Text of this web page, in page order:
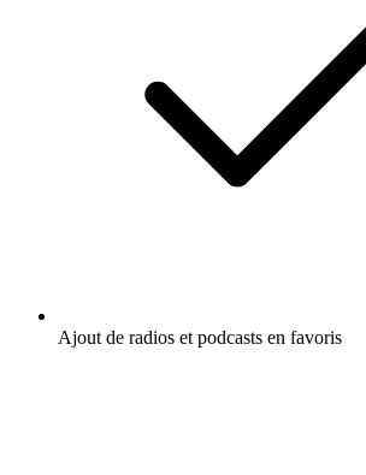
Ajout de radios et podcasts en favoris